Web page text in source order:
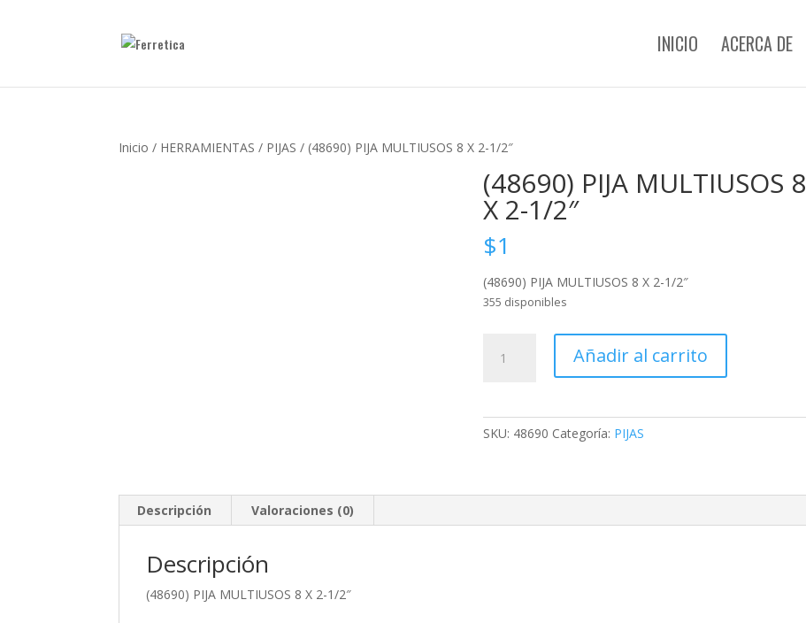
INICIO ACERCA DE
Inicio / HERRAMIENTAS / PIJAS / (48690) PIJA MULTIUSOS 8 X 2-1/2″
(48690) PIJA MULTIUSOS 8
X 2-1/2″
$1
(48690) PIJA MULTIUSOS 8 X 2-1/2″
355 disponibles
PIJA
Añadir al carrito
SKU: 48690 Categoría: PIJAS
Descripción Valoraciones (0)
Descripción
(48690) PIJA MULTIUSOS 8 X 2-1/2″